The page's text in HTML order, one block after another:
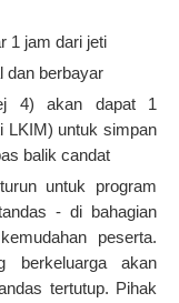
1 jam dari jeti
dan berbayar
4) akan dapat 1
LKIM) untuk simpan
balik candat
untuk program
- di bahagian
peserta.
berkeluarga akan
tertutup. Pihak